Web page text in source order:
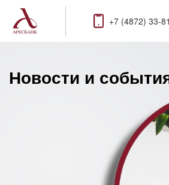
+7 (4872) 33-
Новости и